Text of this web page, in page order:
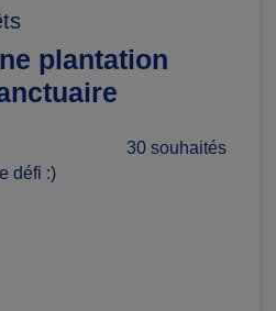
plantation
30 souhaités
défi :)